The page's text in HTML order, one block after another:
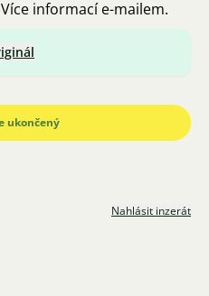
informací e-mailem.
ukončený
Nahlásit inzerát